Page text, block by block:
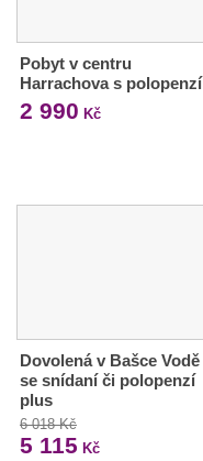
Pobyt v centru
Harrachova s polopenzí
2 990 Kč
Dovolená v Bašce Vodě
se snídaní či polopenzí
plus
6 018 Kč
5 115 Kč